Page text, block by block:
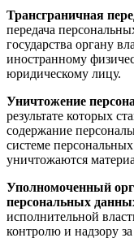
Трансграничная
передача
государства органу
иностранному
юридическому лицу.
Уничтожение
результате которых
содержание
системе
уничтожаются
Уполномоченный
персональных
исполнительной
контролю и надзору